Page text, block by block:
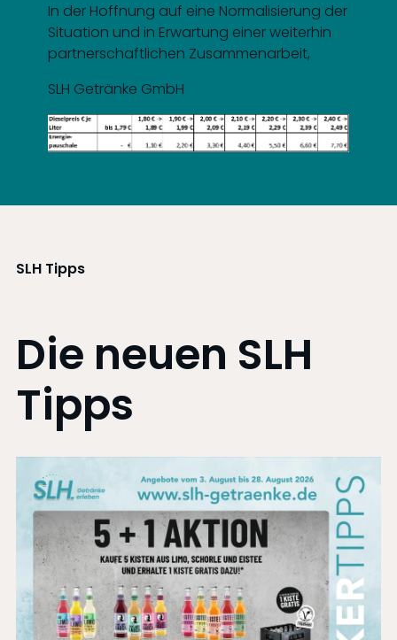
In der Hoffnung auf eine Normalisierung der
Situation und in Erwartung einer weiterhin
partnerschaftlichen Zusammenarbeit,
SLH Getränke GmbH
SLH Tipps
Die neuen SLH
Tipps